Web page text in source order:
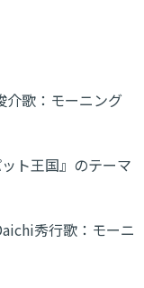
介歌： モーニング
ト王国』のテーマ
秀行歌： モーニ